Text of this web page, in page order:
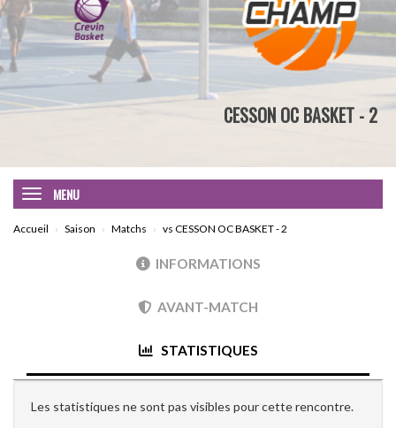
CESSON OC BASKET - 2
MENU
Accueil Saison Matchs vs CESSON OC BASKET - 2
INFORMATIONS
AVANT-MATCH
STATISTIQUES
Les statistiques ne sont pas visibles pour cette rencontre.